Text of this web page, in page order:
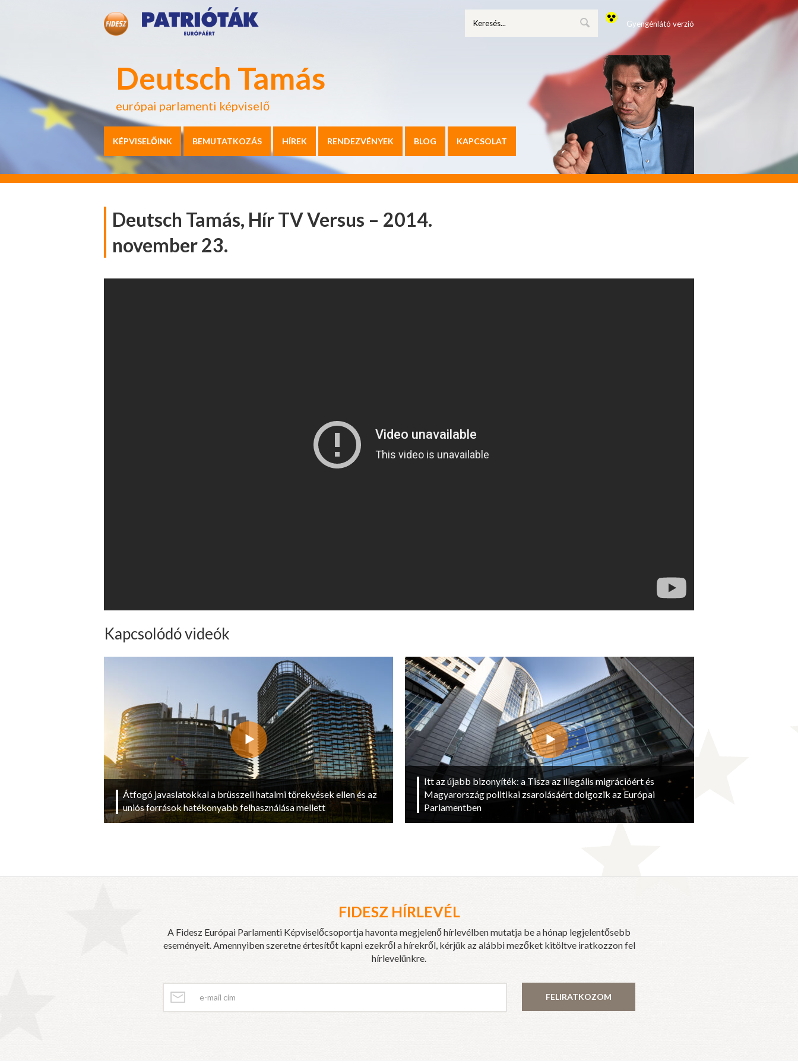
Deutsch Tamás
európai parlamenti képviselő
Gyengénlátó verzió
KÉPVISELŐINK BEMUTATKOZÁS HÍREK RENDEZVÉNYEK BLOG KAPCSOLAT
Deutsch Tamás, Hír TV Versus – 2014.
november 23.
Kapcsolódó videók
Átfogó javaslatokkal a brüsszeli hatalmi törekvések ellen és az
uniós források hatékonyabb felhasználása mellett
Itt az újabb bizonyíték: a Tisza az illegális migrációért és
Magyarország politikai zsarolásáért dolgozik az Európai
Parlamentben
FIDESZ HÍRLEVÉL
A Fidesz Európai Parlamenti Képviselőcsoportja havonta megjelenő hírlevélben mutatja be a hónap legjelentősebb
eseményeit. Amennyiben szeretne értesítőt kapni ezekről a hírekről, kérjük az alábbi mezőket kitöltve iratkozzon fel
hírlevelünkre.
FELIRATKOZOM